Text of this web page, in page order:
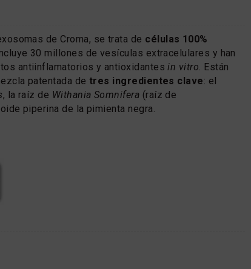
de Croma, se trata de células 100%
30 millones de vesículas extracelulares y han
antiinflamatorios y antioxidantes in vitro . Están
patentada de tres ingredientes clave: el
, la raíz de Withania Somnifera (raíz de
piperina de la pimienta negra.